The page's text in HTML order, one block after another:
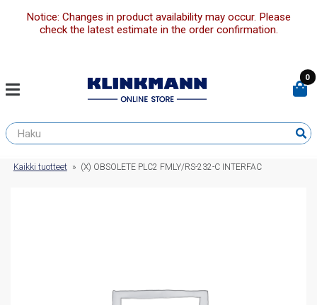
Notice: Changes in product availability may occur. Please
check the latest estimate in the order confirmation.
0
Kaikki tuotteet » (X) OBSOLETE PLC2 FMLY/RS-232-C INTERFAC